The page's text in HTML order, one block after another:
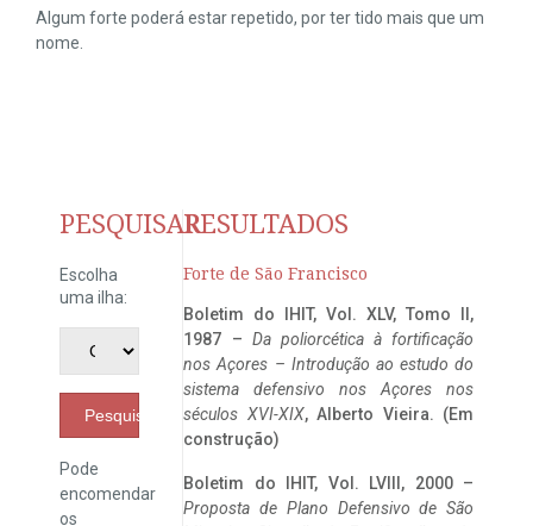
Algum forte poderá estar repetido, por ter tido mais que um
nome.
PESQUISAR
Escolha
uma ilha:
Pesquisar
Pode
encomendar
os
RESULTADOS
Forte de São Francisco
Boletim do IHIT, Vol. XLV, Tomo II,
1987 – Da poliorcética à fortificação
nos Açores – Introdução ao estudo do
sistema defensivo nos Açores nos
séculos XVI-XIX, Alberto Vieira. (Em
construção)
Boletim do IHIT, Vol. LVIII, 2000 –
Proposta de Plano Defensivo de São